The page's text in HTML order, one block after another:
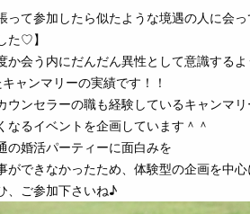
って参加したら似たような境遇の人に会
た♡】
か会う内にだんだん異性として意識する
ャンマリーの実績です！！
ウンセラーの職も経験しているキャンマ
なるイベントを企画しています＾＾
の婚活パーティーに面白みを
ができなかったため、体験型の企画を中
、ご参加下さいね♪